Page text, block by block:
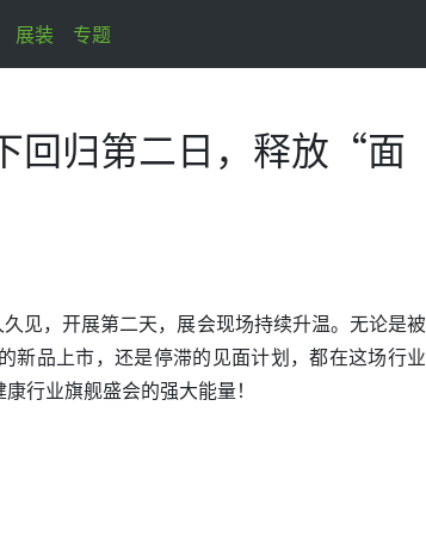
展装 专题
回归第二日，释放“面
见，开展第二天，展会现场持续升温。无论是被
新品上市，还是停滞的见面计划，都在这场行业
行业旗舰盛会的强大能量！